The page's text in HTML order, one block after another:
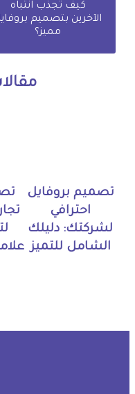
كيف تجذب انتباه
الآخرين بتصميم
مميز؟
تصميم بروفايل
احترافي
لشركتك: دليلك
الشامل للتميز